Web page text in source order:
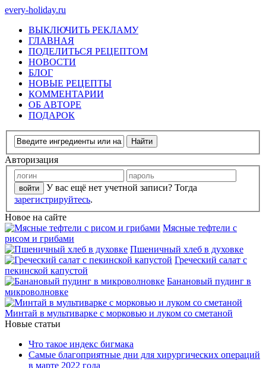
every-holiday.ru
ВЫКЛЮЧИТЬ РЕКЛАМУ
ГЛАВНАЯ
ПОДЕЛИТЬСЯ РЕЦЕПТОМ
НОВОСТИ
БЛОГ
НОВЫЕ РЕЦЕПТЫ
КОММЕНТАРИИ
ОБ АВТОРЕ
ПОДАРОК
Авторизация
У вас ещё нет учетной записи? Тогда
зарегистрируйтесь.
Новое на сайте
Мясные тефтели с
рисом и грибами
Пшеничный хлеб в духовке
Греческий салат с
пекинской капустой
Банановый пудинг в
микроволновке
Минтай в мультиварке с морковью и луком со сметаной
Новые статьи
Что такое индекс бигмака
Самые благоприятные дни для хирургических операций
в марте 2022 года